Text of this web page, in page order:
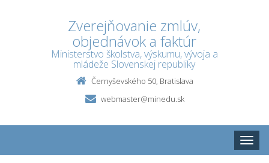
Zverejňovanie zmlúv,
objednávok a faktúr
Ministerstvo školstva, výskumu, vývoja a
mládeže Slovenskej republiky
Černyševského 50, Bratislava
webmaster@minedu.sk
Toggle